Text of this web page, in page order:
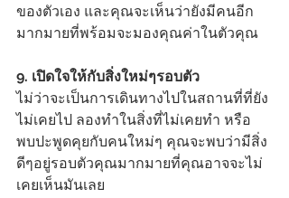
ของตัวเอง และคุณจะเห็นว่ายังมีคนอีก
มากมายที่พร้อมจะมองคุณค่าในตัวคุณ
9. เปิดใจให้กับสิ่งใหม่ๆรอบตัว
ไม่ว่าจะเป็นการเดินทางไปในสถานที่ที่ยัง
ไม่เคยไป ลองทำในสิ่งที่ไม่เคยทำ หรือ
พบปะพูดคุยกับคนใหม่ๆ คุณจะพบว่ามีสิ่ง
ดีๆอยู่รอบตัวคุณมากมายที่คุณอาจจะไม่
เคยเห็นมันเลย